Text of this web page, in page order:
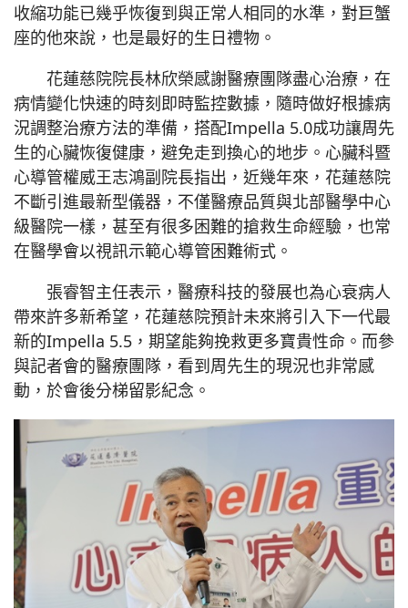
收縮功能已幾乎恢復到與正常人相同的水準，對巨蟹
座的他來說，也是最好的生日禮物。
花蓮慈院院長林欣榮感謝醫療團隊盡心治療，在
病情變化快速的時刻即時監控數據，隨時做好根據病
況調整治療方法的準備，搭配Impella 5.0成功讓周先
生的心臟恢復健康，避免走到換心的地步。心臟科暨
心導管權威王志鴻副院長指出，近幾年來，花蓮慈院
不斷引進最新型儀器，不僅醫療品質與北部醫學中心
級醫院一樣，甚至有很多困難的搶救生命經驗，也常
在醫學會以視訊示範心導管困難術式。
張睿智主任表示，醫療科技的發展也為心衰病人
帶來許多新希望，花蓮慈院預計未來將引入下一代最
新的Impella 5.5，期望能夠挽救更多寶貴性命。而參
與記者會的醫療團隊，看到周先生的現況也非常感
動，於會後分梯留影紀念。